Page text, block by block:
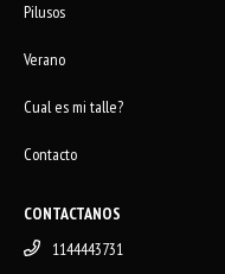
Pilusos
Verano
Cual es mi talle?
Contacto
CONTACTANOS
1144443731